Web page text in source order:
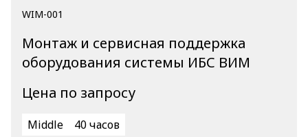
WIM-001
Монтаж и сервисная поддержка
оборудования системы ИБС ВИМ
Цена по запросу
Middle 40 часов